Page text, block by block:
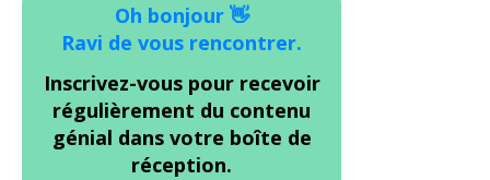
Oh bonjour 👋
Ravi de vous rencontrer.
Inscrivez-vous pour recevoir
régulièrement du contenu
génial dans votre boîte de
réception.